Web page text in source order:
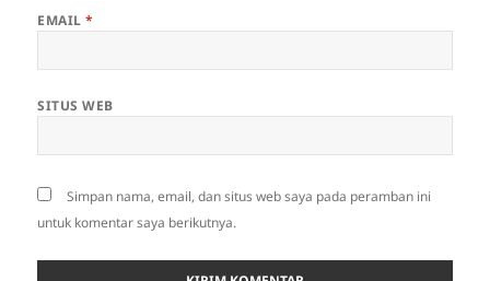
EMAIL*
SITUS WEB
Simpan nama, email, dan situs web saya pada peramban ini
untuk komentar saya berikutnya.